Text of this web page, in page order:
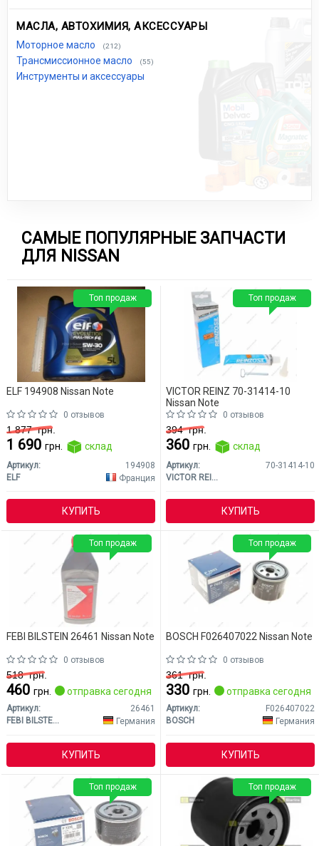
МАСЛА, АВТОХИМИЯ, АКСЕССУАРЫ
Моторное масло (212)
Трансмиссионное масло (55)
Инструменты и аксессуары
САМЫЕ ПОПУЛЯРНЫЕ ЗАПЧАСТИ
ДЛЯ NISSAN
ELF 194908 Nissan Note
0 отзывов
1 877грн.
1 690 грн. склад
Артикул:
194908
ELF
Франция
КУПИТЬ
Топ продаж
VICTOR REINZ 70-31414-10
Nissan Note
0 отзывов
394грн.
360 грн. склад
Артикул:
70-31414-10
VICTOR REINZ
КУПИТЬ
Топ продаж
FEBI BILSTEIN 26461 Nissan Note
0 отзывов
518грн.
460 грн. отправка сегодня
Артикул:
26461
FEBI BILSTEIN
Германия
КУПИТЬ
Топ продаж
BOSCH F026407022 Nissan Note
0 отзывов
361грн.
330 грн. отправка сегодня
Артикул:
F026407022
BOSCH
Германия
КУПИТЬ
Топ продаж
Топ продаж Топ продаж